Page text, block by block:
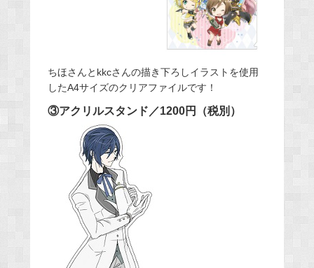
ちほさんとkkcさんの描き下ろしイラストを使用
したA4サイズのクリアファイルです！
③アクリルスタンド／1200円（税別）